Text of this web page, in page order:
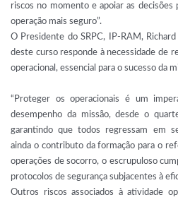
riscos no momento e apoiar as
operação mais seguro”.
O Presidente do SRPC, IP-RAM,
deste curso responde à necessidade de
operacional, essencial para o sucesso da
“Proteger os operacionais é um
desempenho da missão, desde o
garantindo que todos regressam em
ainda o contributo da formação para o
operações de socorro, o escrupuloso
protocolos de segurança subjacentes à
Outros riscos associados à atividade